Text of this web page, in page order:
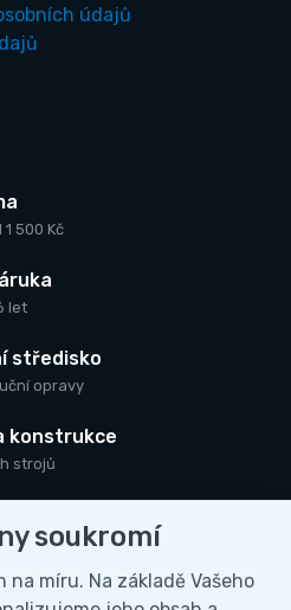
údajů
500 Kč
let
středisko
opravy
konstrukce
strojů
CZK
soukromí
na míru. Na základě Vašeho